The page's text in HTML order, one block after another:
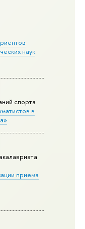
наук
спорта
в
приема